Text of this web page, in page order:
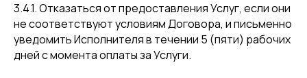
3.4.1. Отказаться от предоставления Услуг, если они
не соответствуют условиям Договора, и письменно
уведомить Исполнителя в течении 5 (пяти) рабочих
дней с момента оплаты за Услуги.